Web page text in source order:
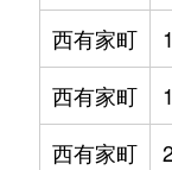
西有家町
西有家町
西有家町